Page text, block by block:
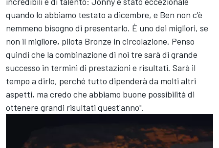
quando lo abbiamo testato a dicembre, e Ben non c'è
nemmeno bisogno di presentarlo. È uno dei migliori, se
non il migliore, pilota Bronze in circolazione. Penso
quindi che la combinazione di noi tre sarà di grande
successo in termini di prestazioni e risultati. Sarà il
tempo a dirlo, perché tutto dipenderà da molti altri
aspetti, ma credo che abbiamo buone possibilità di
ottenere grandi risultati quest'anno".